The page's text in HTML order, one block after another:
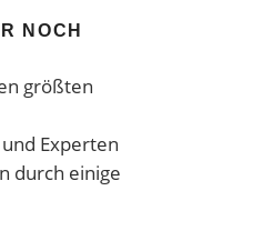
NOCH
größten
Experten
durch einige